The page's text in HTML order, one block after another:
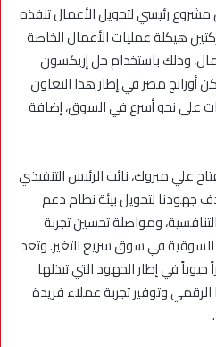
مشروع رئيسي لتحويل الأعمال تنفذه
هيكلة عمليات الأعمال الخاصة
وذلك باستخدام حل إريكسون
أورانج مصر في إطار هذا التعاون
على نحو أسرع في السوق، إضافة
علي مبروك، نائب الرئيس التنفيذي
جهودنا لتحويل بيئة نظام دعم
ومواصلة تحسين تجربة
السوقية في سوق سريع التغير. وتعد
في إطار الجهود التي تبذلها
وتوفير تجربة عملاء فريدة